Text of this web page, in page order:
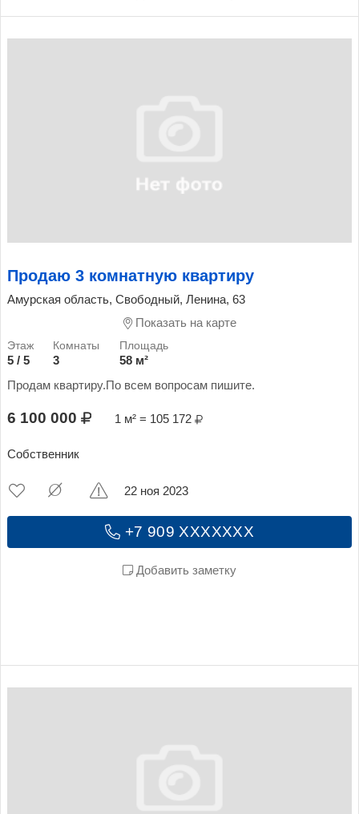
Продаю 3 комнатную квартиру
Амурская область, Свободный, Ленина, 63
Показать на карте
5 / 5 3
58 м²
Продам квартиру.По всем вопросам пишите.
6 100 000 1 м² = 105 172
Собственник
+7 909 XXXXXXX
Добавить заметку
22 ноя 2023